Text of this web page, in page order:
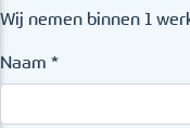
Wij nemen binnen 1
Naam *